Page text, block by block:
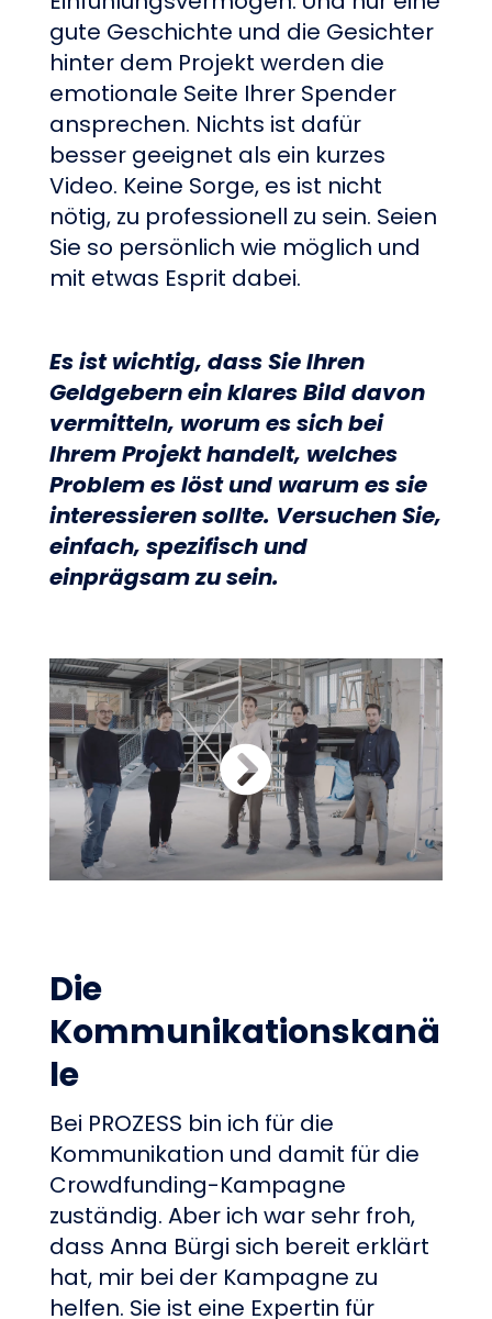
gute Geschichte und die Gesichter
hinter dem Projekt werden die
emotionale Seite Ihrer Spender
ansprechen. Nichts ist dafür
besser geeignet als ein kurzes
Video. Keine Sorge, es ist nicht
nötig, zu professionell zu sein. Seien
Sie so persönlich wie möglich und
mit etwas Esprit dabei.
Es ist wichtig, dass Sie Ihren
Geldgebern ein klares Bild davon
vermitteln, worum es sich bei
Ihrem Projekt handelt, welches
Problem es löst und warum es sie
interessieren sollte. Versuchen Sie,
einfach, spezifisch und
einprägsam zu sein.
Die
Kommunikationskanä
le
Bei PROZESS bin ich für die
Kommunikation und damit für die
Crowdfunding-Kampagne
zuständig. Aber ich war sehr froh,
dass Anna Bürgi sich bereit erklärt
hat, mir bei der Kampagne zu
helfen. Sie ist eine Expertin für